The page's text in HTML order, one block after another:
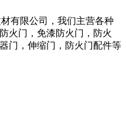
有限公司，我们主营各种
火门，免漆防火门，防火
门，伸缩门，防火门配件等